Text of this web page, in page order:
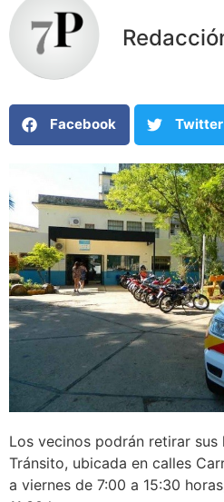
Facebook Twitter
Los vecinos podrán retirar sus
Tránsito, ubicada en calles
a viernes de 7:00 a 15:30